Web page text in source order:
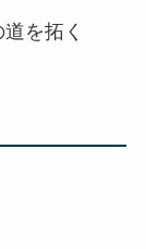
を拓く